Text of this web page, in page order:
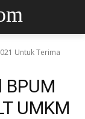
Untuk Terima
UMKM